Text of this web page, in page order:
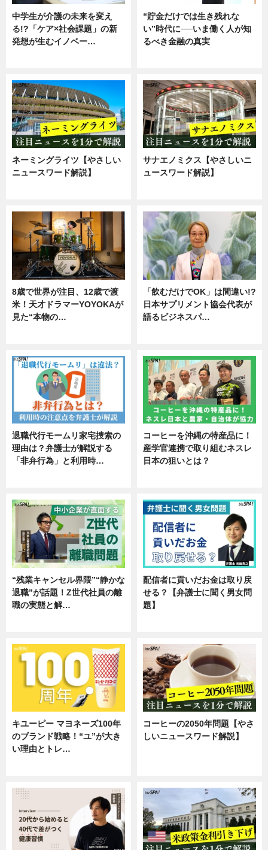
中学生が介護の未来を変え
る!?「ケア×社会課題」の新
発想が生むイノベー…
“貯金だけでは生き残れな
い”時代に──いま働く人が知
るべき金融の真実
ネーミングライツ【やさしい
ニュースワード解説】
サナエノミクス【やさしいニ
ュースワード解説】
8歳で世界が注目、12歳で渡
米！天才ドラマーYOYOKAが
見た“本物の…
「飲むだけでOK」は間違い!?
日本サプリメント協会代表が
語るビジネスパ…
退職代行モームリ家宅捜索の
理由は？弁護士が解説する
「非弁行為」と利用時…
コーヒーを沖縄の特産品に！
産学官連携で取り組むネスレ
日本の狙いとは？
“残業キャンセル界隈”“静かな
退職”が話題！Z世代社員の離
職の実態と解…
配信者に貢いだお金は取り戻
せる？【弁護士に聞く男女問
題】
キユーピー マヨネーズ100年
のブランド戦略！“ユ”が大き
い理由とトレ…
コーヒーの2050年問題【やさ
しいニュースワード解説】